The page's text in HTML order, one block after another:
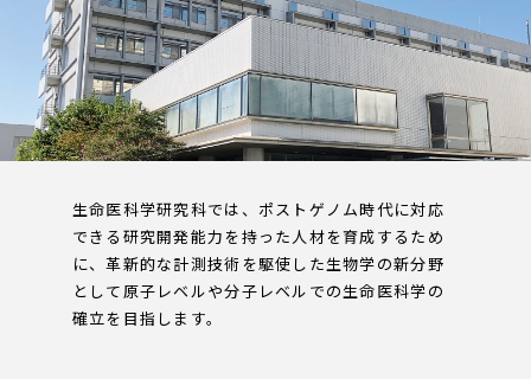
生命医科学研究科では、ポストゲノム時代に対応
できる研究開発能力を持った人材を育成するため
に、革新的な計測技術を駆使した生物学の新分野
として原子レベルや分子レベルでの生命医科学の
確立を目指します。